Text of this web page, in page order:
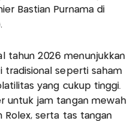
Bastian Purnama di
tahun 2026 menunjukkan
tradisional seperti saham
yang cukup tinggi.
untuk jam tangan mewah
serta tas tangan